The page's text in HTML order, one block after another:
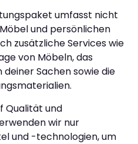
umfasst nicht
und persönlichen
zusätzliche Services wie
von Möbeln, das
Sachen sowie die
Qualität und
wir nur
und -technologien, um